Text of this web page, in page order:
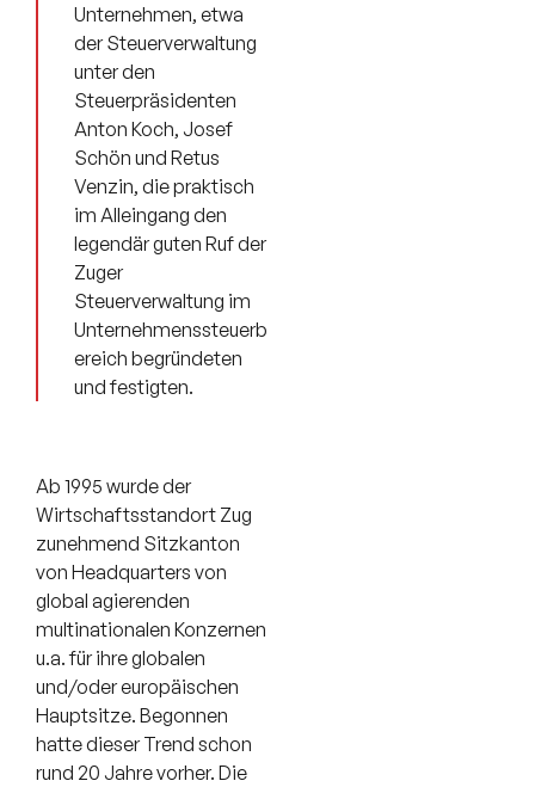
Unternehmen, etwa
der Steuerverwaltung
unter den
Steuerpräsidenten
Anton Koch, Josef
Schön und Retus
Venzin, die praktisch
im Alleingang den
legendär guten Ruf der
Zuger
Steuerverwaltung im
Unternehmenssteuerb
ereich begründeten
und festigten.
Ab 1995 wurde der
Wirtschaftsstandort Zug
zunehmend Sitzkanton
von Headquarters von
global agierenden
multinationalen Konzernen
u.a. für ihre globalen
und/oder europäischen
Hauptsitze. Begonnen
hatte dieser Trend schon
rund 20 Jahre vorher. Die